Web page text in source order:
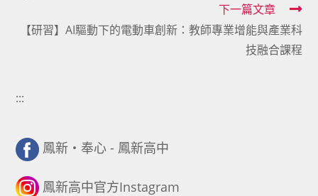
下一篇文章
【研習】AI驅動下的電動車創新：教師專業增能與產業科
技融合課程
:::
鳳新・奉心 - 鳳新高中
鳳新高中官方Instagram